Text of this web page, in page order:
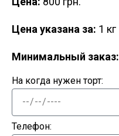
Цена указана за: 1 кг
Минимальный заказ:
На когда нужен торт:
Телефон: